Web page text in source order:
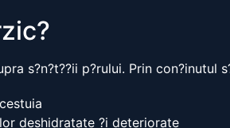
s?n?t??ii p?rului. Prin
deshidratate ?i deteriorate